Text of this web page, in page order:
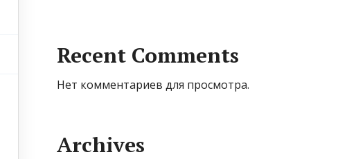
Recent Comments
Нет комментариев для просмотра.
Archives